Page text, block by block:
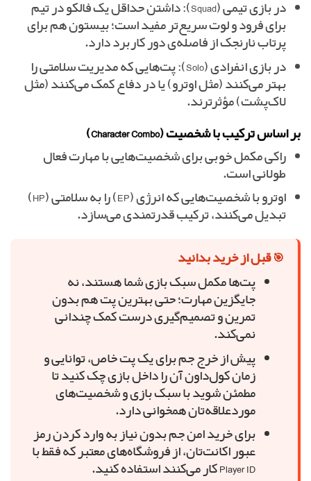
در بازی تیمی (Squad): داشتن حداقل یک فالکو در تیم
برای فرود و لوت سریع‌تر مفید است؛ بیستون هم برای
پرتاب نارنجک از فاصله‌ی دور کاربرد دارد.
در بازی انفرادی (Solo): پت‌هایی که مدیریت سلامتی را
بهتر می‌کنند (مثل اوترو) یا در دفاع کمک می‌کنند (مثل
لاک‌پشت) مؤثرترند.
بر اساس ترکیب با شخصیت (Character Combo)
راکی مکمل خوبی برای شخصیت‌هایی با مهارت فعال
طولانی است.
اوترو با شخصیت‌هایی که انرژی (EP) را به سلامتی (HP)
تبدیل می‌کنند، ترکیب قدرتمندی می‌سازد.
🎯 قبل از خرید بدانید
پت‌ها مکمل سبک بازی شما هستند، نه
جایگزین مهارت؛ حتی بهترین پت هم بدون
تمرین و تصمیم‌گیری درست کمک چندانی
نمی‌کند.
پیش از خرج جم برای یک پت خاص، توانایی و
زمان کول‌داون آن را داخل بازی چک کنید تا
مطمئن شوید با سبک بازی و شخصیت‌های
موردعلاقه‌تان همخوانی دارد.
برای خرید امن جم بدون نیاز به وارد کردن رمز
عبور اکانت‌تان، از فروشگاه‌های معتبر که فقط با
Player ID کار می‌کنند استفاده کنید.